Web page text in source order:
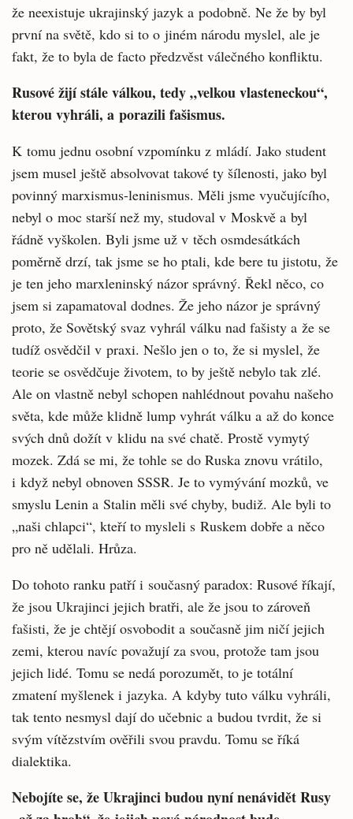
že neexistuje ukrajinský jazyk a podobně. Ne že by byl
první na světě, kdo si to o jiném národu myslel, ale je
fakt, že to byla de facto předzvěst válečného konfliktu.
Rusové žijí stále válkou, tedy „velkou vlasteneckou“,
kterou vyhráli, a porazili fašismus.
K tomu jednu osobní vzpomínku z mládí. Jako student
jsem musel ještě absolvovat takové ty šílenosti, jako byl
povinný marxismus-leninismus. Měli jsme vyučujícího,
nebyl o moc starší než my, studoval v Moskvě a byl
řádně vyškolen. Byli jsme už v těch osmdesátkách
poměrně drzí, tak jsme se ho ptali, kde bere tu jistotu, že
je ten jeho marxleninský názor správný. Řekl něco, co
jsem si zapamatoval dodnes. Že jeho názor je správný
proto, že Sovětský svaz vyhrál válku nad fašisty a že se
tudíž osvědčil v praxi. Nešlo jen o to, že si myslel, že
teorie se osvědčuje životem, to by ještě nebylo tak zlé.
Ale on vlastně nebyl schopen nahlédnout povahu našeho
světa, kde může klidně lump vyhrát válku a až do konce
svých dnů dožít v klidu na své chatě. Prostě vymytý
mozek. Zdá se mi, že tohle se do Ruska znovu vrátilo,
i když nebyl obnoven SSSR. Je to vymývání mozků, ve
smyslu Lenin a Stalin měli své chyby, budiž. Ale byli to
„naši chlapci“, kteří to mysleli s Ruskem dobře a něco
pro ně udělali. Hrůza.
Do tohoto ranku patří i současný paradox: Rusové říkají,
že jsou Ukrajinci jejich bratři, ale že jsou to zároveň
fašisti, že je chtějí osvobodit a současně jim ničí jejich
zemi, kterou navíc považují za svou, protože tam jsou
jejich lidé. Tomu se nedá porozumět, to je totální
zmatení myšlenek i jazyka. A kdyby tuto válku vyhráli,
tak tento nesmysl dají do učebnic a budou tvrdit, že si
svým vítězstvím ověřili svou pravdu. Tomu se říká
dialektika.
Nebojíte se, že Ukrajinci budou nyní nenávidět Rusy